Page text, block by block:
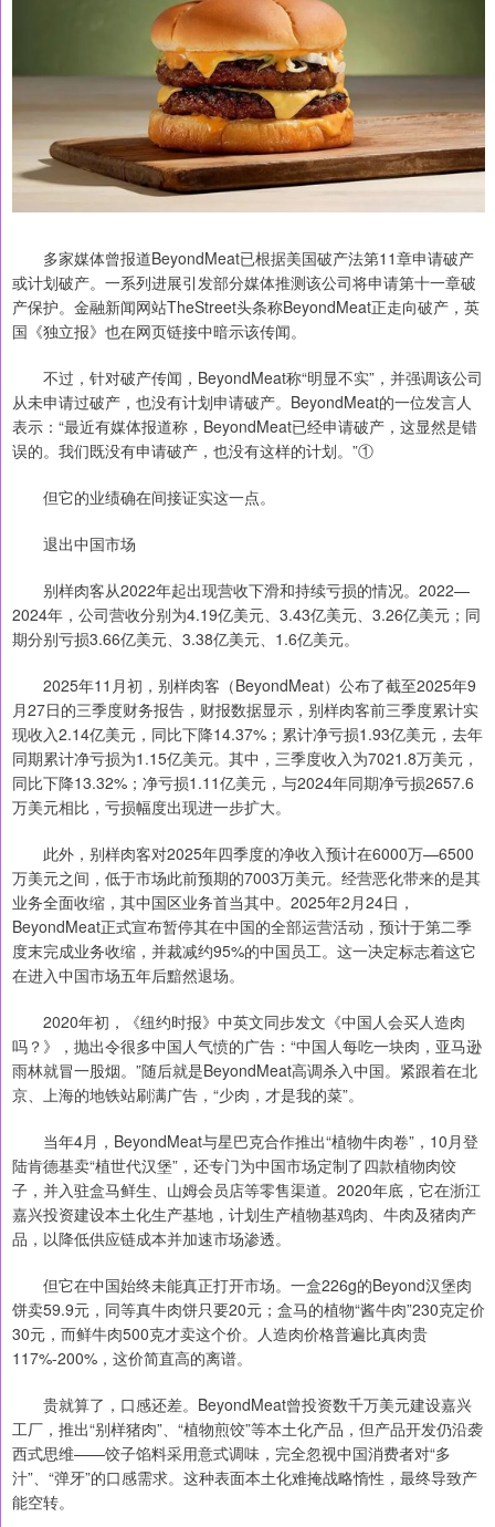
多家媒体曾报道BeyondMeat已根据美国破产法第11章申请破产
或计划破产。一系列进展引发部分媒体推测该公司将申请第十一章破
产保护。金融新闻网站TheStreet头条称BeyondMeat正走向破产，英
国《独立报》也在网页链接中暗示该传闻。
不过，针对破产传闻，BeyondMeat称“明显不实”，并强调该公司
从未申请过破产，也没有计划申请破产。BeyondMeat的一位发言人
表示：“最近有媒体报道称，BeyondMeat已经申请破产，这显然是错
误的。我们既没有申请破产，也没有这样的计划。”①
但它的业绩确在间接证实这一点。
退出中国市场
别样肉客从2022年起出现营收下滑和持续亏损的情况。2022—
2024年，公司营收分别为4.19亿美元、3.43亿美元、3.26亿美元；同
期分别亏损3.66亿美元、3.38亿美元、1.6亿美元。
2025年11月初，别样肉客（BeyondMeat）公布了截至2025年9
月27日的三季度财务报告，财报数据显示，别样肉客前三季度累计实
现收入2.14亿美元，同比下降14.37%；累计净亏损1.93亿美元，去年
同期累计净亏损为1.15亿美元。其中，三季度收入为7021.8万美元，
同比下降13.32%；净亏损1.11亿美元，与2024年同期净亏损2657.6
万美元相比，亏损幅度出现进一步扩大。
此外，别样肉客对2025年四季度的净收入预计在6000万—6500
万美元之间，低于市场此前预期的7003万美元。经营恶化带来的是其
业务全面收缩，其中国区业务首当其中。2025年2月24日，
BeyondMeat正式宣布暂停其在中国的全部运营活动，预计于第二季
度末完成业务收缩，并裁减约95%的中国员工。这一决定标志着这它
在进入中国市场五年后黯然退场。
2020年初，《纽约时报》中英文同步发文《中国人会买人造肉
吗？》，抛出令很多中国人气愤的广告：“中国人每吃一块肉，亚马逊
雨林就冒一股烟。”随后就是BeyondMeat高调杀入中国。紧跟着在北
京、上海的地铁站刷满广告，“少肉，才是我的菜”。
当年4月，BeyondMeat与星巴克合作推出“植物牛肉卷”，10月登
陆肯德基卖“植世代汉堡”，还专门为中国市场定制了四款植物肉饺
子，并入驻盒马鲜生、山姆会员店等零售渠道。2020年底，它在浙江
嘉兴投资建设本土化生产基地，计划生产植物基鸡肉、牛肉及猪肉产
品，以降低供应链成本并加速市场渗透。
但它在中国始终未能真正打开市场。一盒226g的Beyond汉堡肉
饼卖59.9元，同等真牛肉饼只要20元；盒马的植物“酱牛肉”230克定价
30元，而鲜牛肉500克才卖这个价。人造肉价格普遍比真肉贵
117%-200%，这价简直高的离谱。
贵就算了，口感还差。BeyondMeat曾投资数千万美元建设嘉兴
工厂，推出“别样猪肉”、“植物煎饺”等本土化产品，但产品开发仍沿袭
西式思维——饺子馅料采用意式调味，完全忽视中国消费者对“多
汁”、“弹牙”的口感需求。这种表面本土化难掩战略惰性，最终导致产
能空转。